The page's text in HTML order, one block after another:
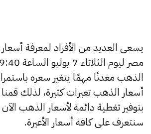
يسعى العديد من الأفراد لمعرفة
الذهب معدنًا مهمًا يتغير سعره
بتوفير تغطية دائمة لأسعار الذهب
سنتعرف على كافة أسعار الأعيرة.